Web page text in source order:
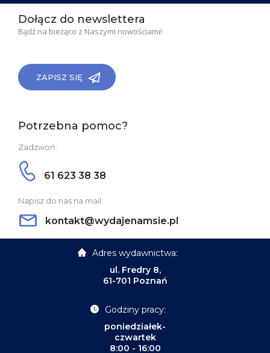
Dołącz do newslettera
Bądź na bieżąco z Naszymi nowościami!
ZAPISZ SIĘ
Potrzebna pomoc?
Zadzwoń:
61 623 38 38
Napisz do nas na mail:
kontakt@wydajenamsie.pl
Adres wydawnictwa:
ul. Fredry 8,
61-701 Poznań
Godziny pracy:
poniedziałek-
czwartek
8:00 - 16:00